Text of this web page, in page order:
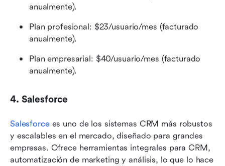
anualmente).
Plan profesional: $23/usuario/mes (facturado
anualmente).
Plan empresarial: $40/usuario/mes (facturado
anualmente).
4. Salesforce
Salesforce es uno de los sistemas CRM más robustos
y escalables en el mercado, diseñado para grandes
empresas. Ofrece herramientas integrales para CRM,
automatización de marketing y análisis, lo que lo hace